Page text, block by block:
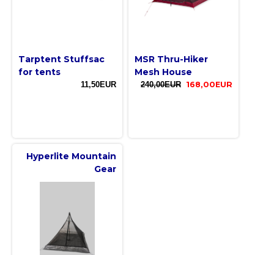
Tarptent Stuffsac
for tents
11,50EUR
MSR Thru-Hiker
Mesh House
240,00EUR 168,00EUR
Hyperlite Mountain
Gear